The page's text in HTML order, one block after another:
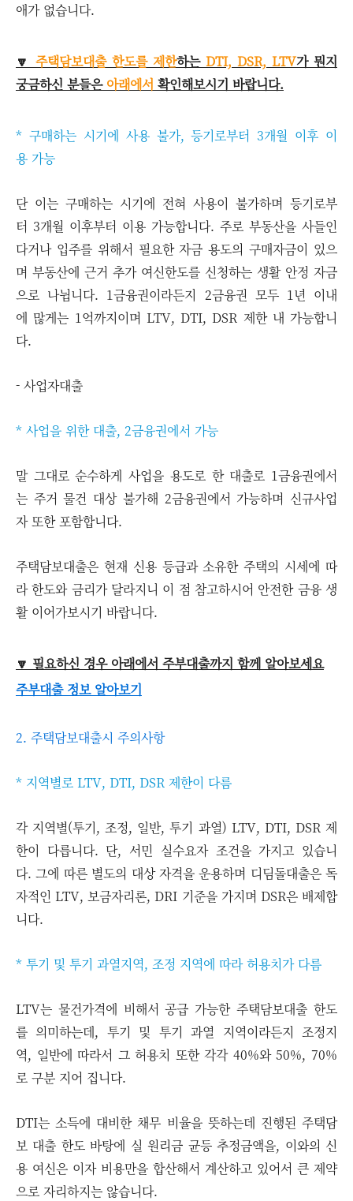
애가 없습니다.
🔽 주택담보대출 한도를 제한하는 DTI, DSR, LTV가 뭔지
궁금하신 분들은 아래에서 확인해보시기 바랍니다.
* 구매하는 시기에 사용 불가, 등기로부터 3개월 이후 이
용 가능
단 이는 구매하는 시기에 전혀 사용이 불가하며 등기로부
터 3개월 이후부터 이용 가능합니다. 주로 부동산을 사들인
다거나 입주를 위해서 필요한 자금 용도의 구매자금이 있으
며 부동산에 근거 추가 여신한도를 신청하는 생활 안정 자금
으로 나뉩니다. 1금융권이라든지 2금융권 모두 1년 이내
에 많게는 1억까지이며 LTV, DTI, DSR 제한 내 가능합니
다.
- 사업자대출
* 사업을 위한 대출, 2금융권에서 가능
말 그대로 순수하게 사업을 용도로 한 대출로 1금융권에서
는 주거 물건 대상 불가해 2금융권에서 가능하며 신규사업
자 또한 포함합니다.
주택담보대출은 현재 신용 등급과 소유한 주택의 시세에 따
라 한도와 금리가 달라지니 이 점 참고하시어 안전한 금융 생
활 이어가보시기 바랍니다.
🔽 필요하신 경우 아래에서 주부대출까지 함께 알아보세요
주부대출 정보 알아보기
2. 주택담보대출시 주의사항
* 지역별로 LTV, DTI, DSR 제한이 다름
각 지역별(투기, 조정, 일반, 투기 과열) LTV, DTI, DSR 제
한이 다릅니다. 단, 서민 실수요자 조건을 가지고 있습니
다. 그에 따른 별도의 대상 자격을 운용하며 디딤돌대출은 독
자적인 LTV, 보금자리론, DRI 기준을 가지며 DSR은 배제합
니다.
* 투기 및 투기 과열지역, 조정 지역에 따라 허용치가 다름
LTV는 물건가격에 비해서 공급 가능한 주택담보대출 한도
를 의미하는데, 투기 및 투기 과열 지역이라든지 조정지
역, 일반에 따라서 그 허용치 또한 각각 40%와 50%, 70%
로 구분 지어 집니다.
DTI는 소득에 대비한 채무 비율을 뜻하는데 진행된 주택담
보 대출 한도 바탕에 실 원리금 균등 추정금액을, 이와의 신
용 여신은 이자 비용만을 합산해서 계산하고 있어서 큰 제약
으로 자리하지는 않습니다.